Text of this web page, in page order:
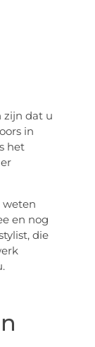
zijn dat u
in
het
weten
en nog
die